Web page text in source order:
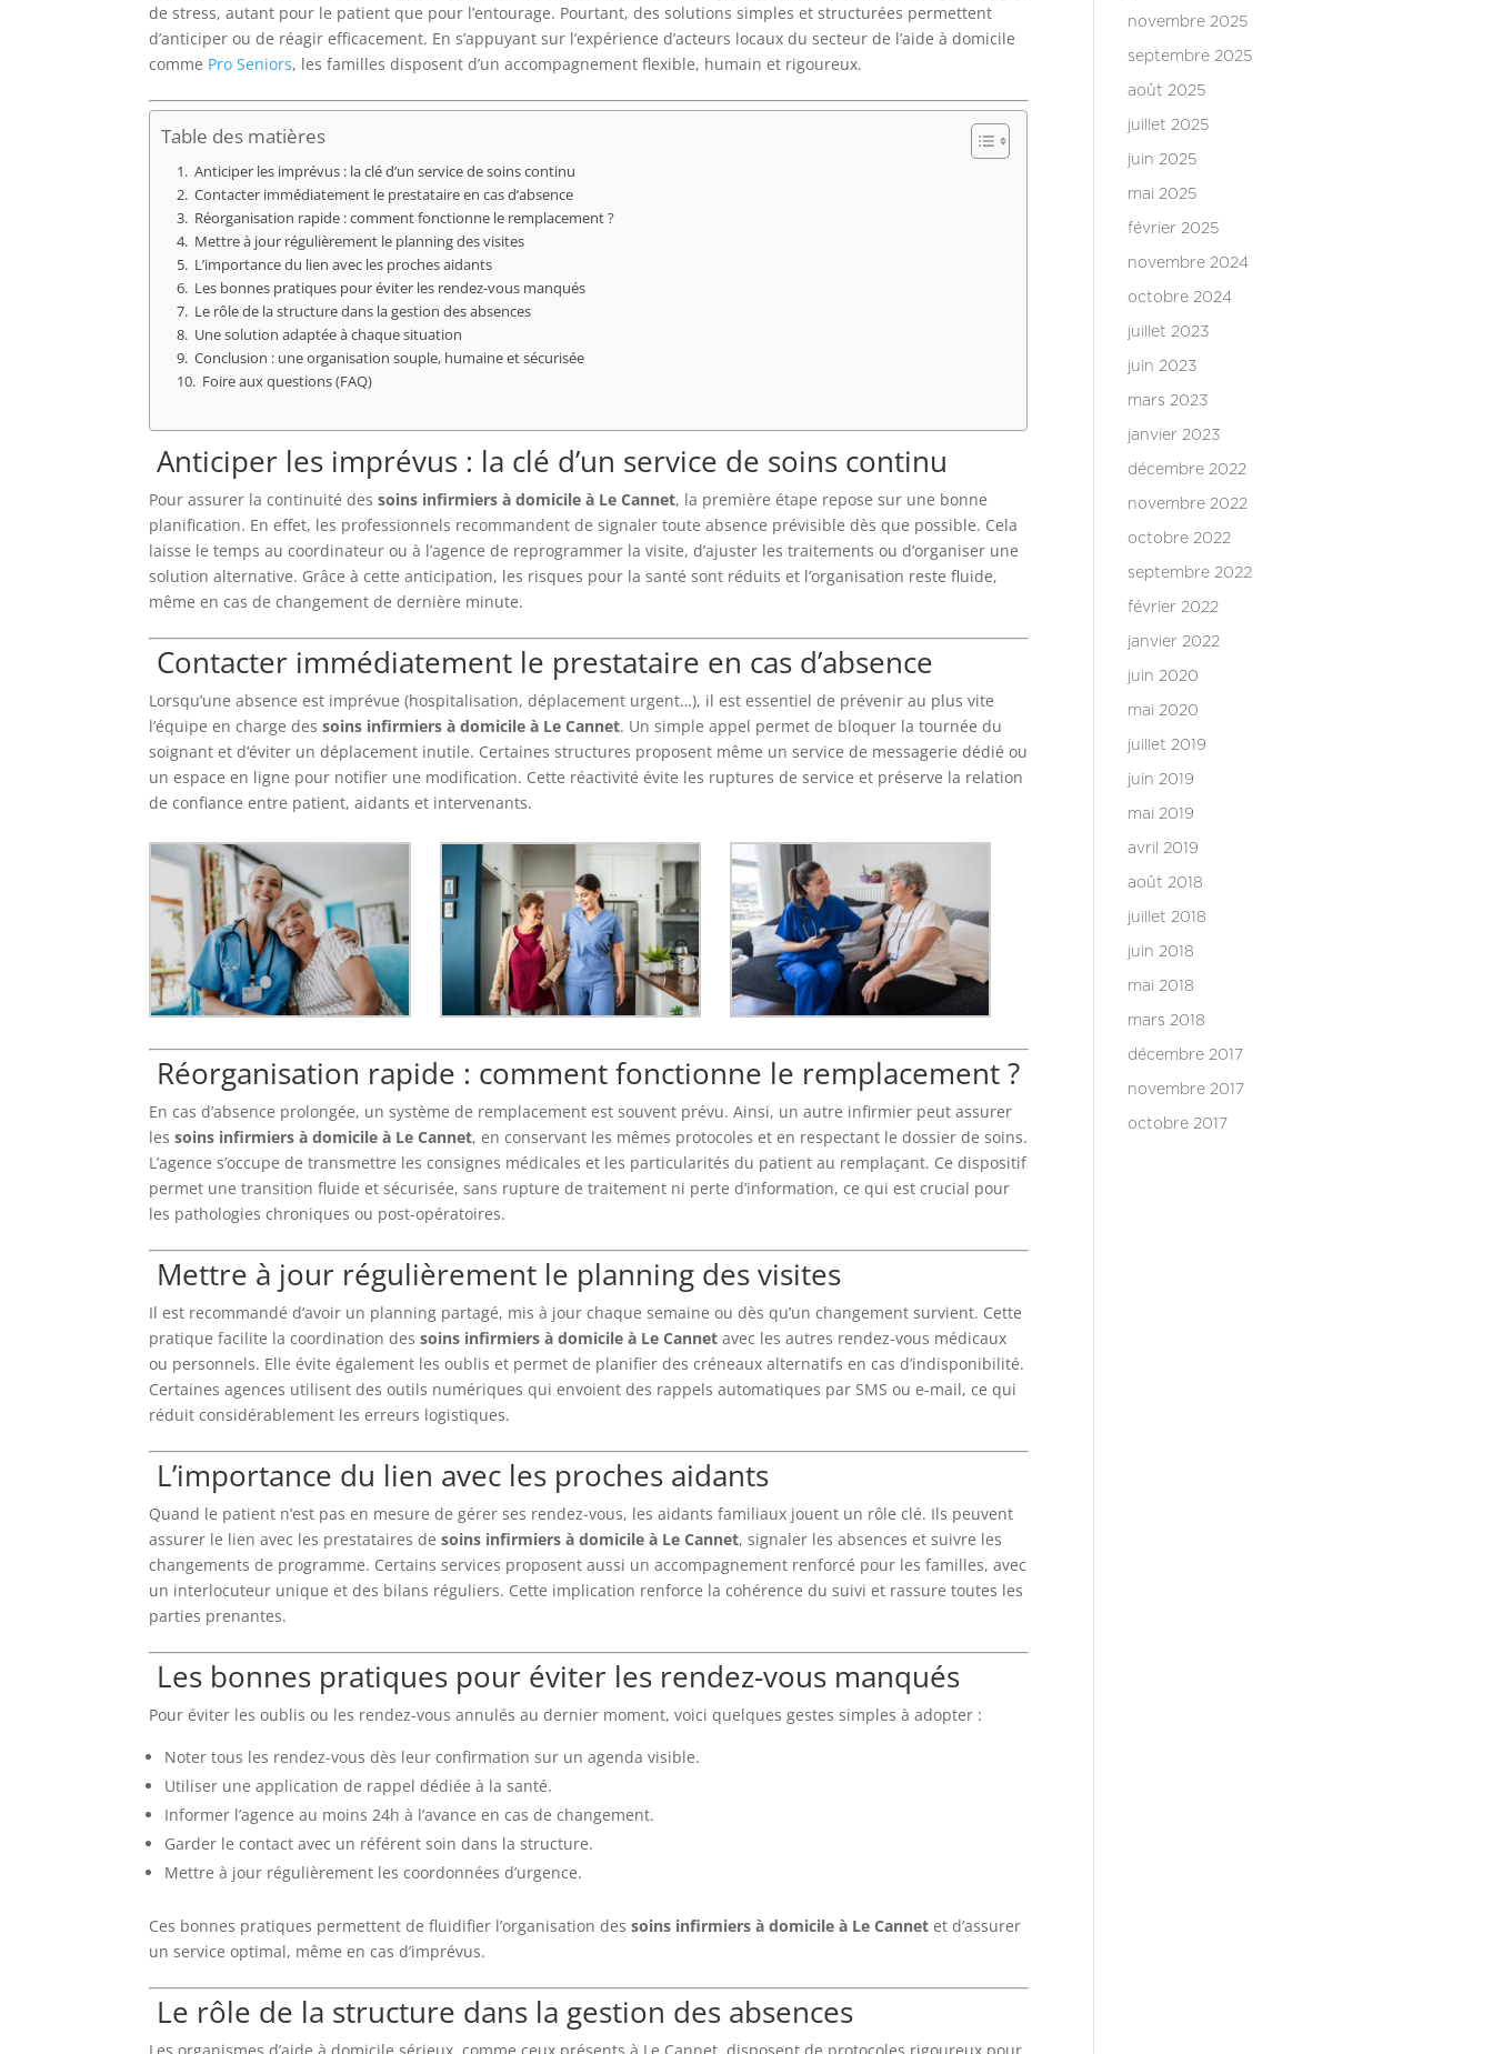
de stress, autant pour le patient que pour l’entourage. Pourtant, des solutions simples et structurées permettent
d’anticiper ou de réagir efficacement. En s’appuyant sur l’expérience d’acteurs locaux du secteur de l’aide à domicile
comme Pro Seniors, les familles disposent d’un accompagnement flexible, humain et rigoureux.
Table des matières
Anticiper les imprévus : la clé d’un service de soins continu
Contacter immédiatement le prestataire en cas d’absence
Réorganisation rapide : comment fonctionne le remplacement ?
Mettre à jour régulièrement le planning des visites
L’importance du lien avec les proches aidants
Les bonnes pratiques pour éviter les rendez-vous manqués
Le rôle de la structure dans la gestion des absences
Une solution adaptée à chaque situation
Conclusion : une organisation souple, humaine et sécurisée
Foire aux questions (FAQ)
Anticiper les imprévus : la clé d’un service de soins continu
Pour assurer la continuité dessoins infirmiers à domicile à Le Cannet, la première étape repose sur une bonne
planification. En effet, les professionnels recommandent de signaler toute absence prévisible dès que possible. Cela
laisse le temps au coordinateur ou à l’agence de reprogrammer la visite, d’ajuster les traitements ou d’organiser une
solution alternative. Grâce à cette anticipation, les risques pour la santé sont réduits et l’organisation reste fluide,
même en cas de changement de dernière minute.
Contacter immédiatement le prestataire en cas d’absence
Lorsqu’une absence est imprévue (hospitalisation, déplacement urgent…), il est essentiel de prévenir au plus vite
l’équipe en charge dessoins infirmiers à domicile à Le Cannet. Un simple appel permet de bloquer la tournée du
soignant et d’éviter un déplacement inutile. Certaines structures proposent même un service de messagerie dédié ou
un espace en ligne pour notifier une modification. Cette réactivité évite les ruptures de service et préserve la relation
de confiance entre patient, aidants et intervenants.
Réorganisation rapide : comment fonctionne le remplacement ?
En cas d’absence prolongée, un système de remplacement est souvent prévu. Ainsi, un autre infirmier peut assurer
lessoins infirmiers à domicile à Le Cannet, en conservant les mêmes protocoles et en respectant le dossier de soins.
L’agence s’occupe de transmettre les consignes médicales et les particularités du patient au remplaçant. Ce dispositif
permet une transition fluide et sécurisée, sans rupture de traitement ni perte d’information, ce qui est crucial pour
les pathologies chroniques ou post-opératoires.
Mettre à jour régulièrement le planning des visites
Il est recommandé d’avoir un planning partagé, mis à jour chaque semaine ou dès qu’un changement survient. Cette
pratique facilite la coordination dessoins infirmiers à domicile à Le Cannet avec les autres rendez-vous médicaux
ou personnels. Elle évite également les oublis et permet de planifier des créneaux alternatifs en cas d’indisponibilité.
Certaines agences utilisent des outils numériques qui envoient des rappels automatiques par SMS ou e-mail, ce qui
réduit considérablement les erreurs logistiques.
L’importance du lien avec les proches aidants
Quand le patient n’est pas en mesure de gérer ses rendez-vous, les aidants familiaux jouent un rôle clé. Ils peuvent
assurer le lien avec les prestataires desoins infirmiers à domicile à Le Cannet, signaler les absences et suivre les
changements de programme. Certains services proposent aussi un accompagnement renforcé pour les familles, avec
un interlocuteur unique et des bilans réguliers. Cette implication renforce la cohérence du suivi et rassure toutes les
parties prenantes.
Les bonnes pratiques pour éviter les rendez-vous manqués
Pour éviter les oublis ou les rendez-vous annulés au dernier moment, voici quelques gestes simples à adopter :
Noter tous les rendez-vous dès leur confirmation sur un agenda visible.
Utiliser une application de rappel dédiée à la santé.
Informer l’agence au moins 24h à l’avance en cas de changement.
Garder le contact avec un référent soin dans la structure.
Mettre à jour régulièrement les coordonnées d’urgence.
Ces bonnes pratiques permettent de fluidifier l’organisation dessoins infirmiers à domicile à Le Cannet et d’assurer
un service optimal, même en cas d’imprévus.
Le rôle de la structure dans la gestion des absences
novembre 2025
septembre 2025
août 2025
juillet 2025
juin 2025
mai 2025
février 2025
novembre 2024
octobre 2024
juillet 2023
juin 2023
mars 2023
janvier 2023
décembre 2022
novembre 2022
octobre 2022
septembre 2022
février 2022
janvier 2022
juin 2020
mai 2020
juillet 2019
juin 2019
mai 2019
avril 2019
août 2018
juillet 2018
juin 2018
mai 2018
mars 2018
décembre 2017
novembre 2017
octobre 2017